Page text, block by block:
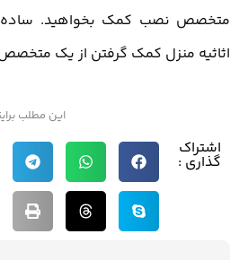
متخصص نصب کمک بخواهید. ساده‌ترین
اثاثیه منزل کمک گرفتن از یک متخصص
این مطلب
اشتراک
گذاری :